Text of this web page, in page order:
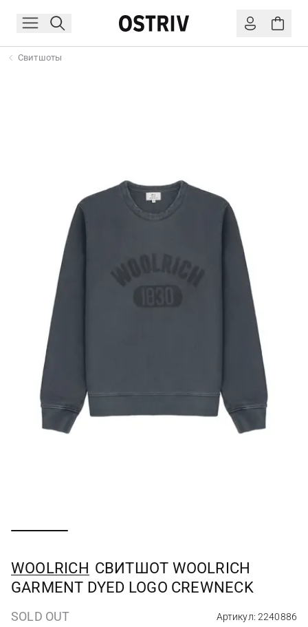
Свитшоты
WOOLRICH СВИТШОТ WOOLRICH
GARMENT DYED LOGO CREWNECK
SOLD OUT Артикул: 2240886